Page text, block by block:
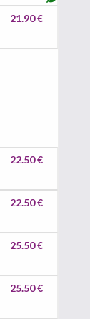
21.90 €
22.50 €
22.50 €
25.50 €
25.50 €